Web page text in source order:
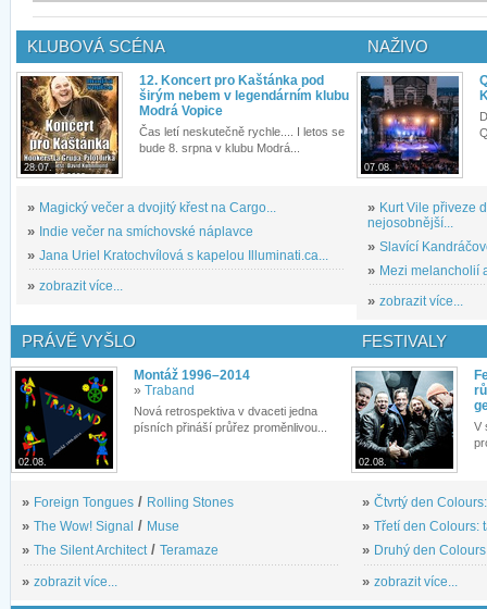
KLUBOVÁ SCÉNA
28.07.
12. Koncert pro Kaštánka pod
širým nebem v legendárním klubu
Modrá Vopice
Čas letí neskutečně rychle.... I letos se
bude 8. srpna v klubu Modrá...
» Magický večer a dvojitý křest na Cargo...
» Indie večer na smíchovské náplavce
» Jana Uriel Kratochvílová s kapelou Illuminati.ca...
» zobrazit více...
NAŽIVO
07.08.
» Kurt Vile přiveze
nejosobnější...
» Slavící
» Mezi melancholií
» zobrazit více...
PRÁVĚ VYŠLO
02.08.
Montáž 1996–2014
» Traband
Nová retrospektiva v dvaceti jedna
písních přináší průřez proměnlivou...
» Foreign Tongues / Rolling Stones
» The Wow! Signal / Muse
» The Silent Architect/ Teramaze
» zobrazit více...
FESTIVALY
02.08.
V
» Čtvrtý den
» Třetí den Colours:
» Druhý den
» zobrazit více...